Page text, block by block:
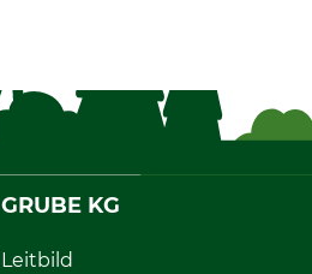
GRUBE KG
Leitbild